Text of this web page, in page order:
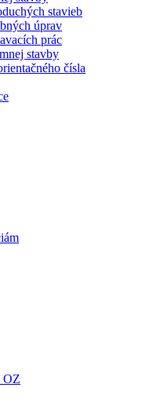
stavieb
úprav
prác
stavby
čísla
OZ